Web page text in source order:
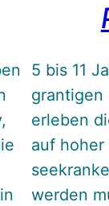
5 bis 11
grantigen
erleben
auf hoher
werden